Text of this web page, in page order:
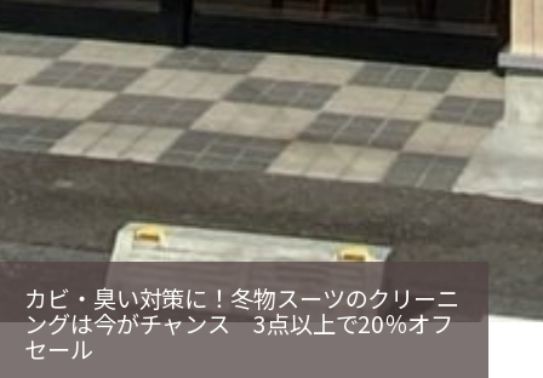
カビ・臭い対策に！冬物スーツのクリーニ
ングは今がチャンス 3点以上で20％オフ
セール